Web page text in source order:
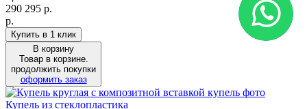
290 295 р.
р.
Купить в 1 клик
В корзину
Товар в корзине.
продолжить покупки
оформить заказ
Купель из стеклопластика